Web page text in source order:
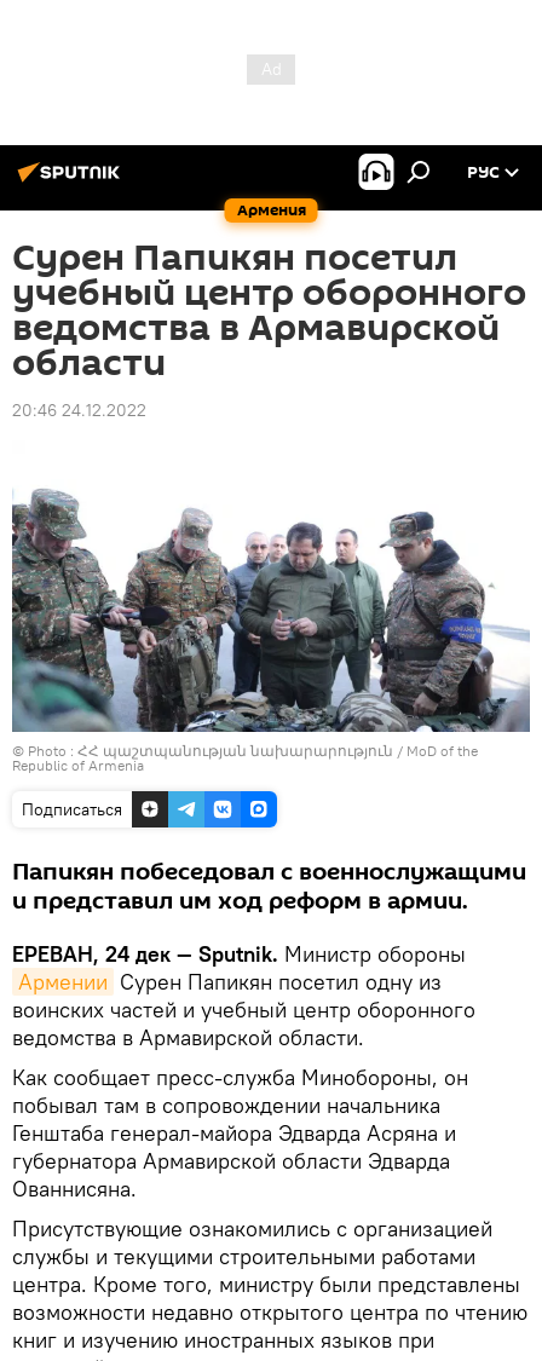
Армения
РУС
Сурен Папикян посетил
учебный центр оборонного
ведомства в Армавирской
области
20:46 24.12.2022
© Photo : ՀՀ պաշտպանության նախարարություն / MoD of the
Republic of Armenia
Подписаться
Папикян побеседовал с военнослужащими
и представил им ход реформ в армии.
ЕРЕВАН, 24 дек — Sputnik. Министр обороны
Армении Сурен Папикян посетил одну из
воинских частей и учебный центр оборонного
ведомства в Армавирской области.
Как сообщает пресс-служба Минобороны, он
побывал там в сопровождении начальника
Генштаба генерал-майора Эдварда Асряна и
губернатора Армавирской области Эдварда
Ованнисяна.
Присутствующие ознакомились с организацией
службы и текущими строительными работами
центра. Кроме того, министру были представлены
возможности недавно открытого центра по чтению
книг и изучению иностранных языков при